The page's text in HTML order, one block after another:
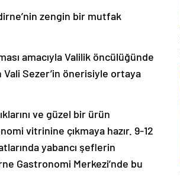
zengin bir mutfak
amacıyla Valilik öncülüğünde
Vali Sezer’in önerisiyle ortaya
ve güzel bir ürün
vitrinine çıkmaya hazır. 9-12
yabancı şeflerin
Gastronomi Merkezi’nde bu